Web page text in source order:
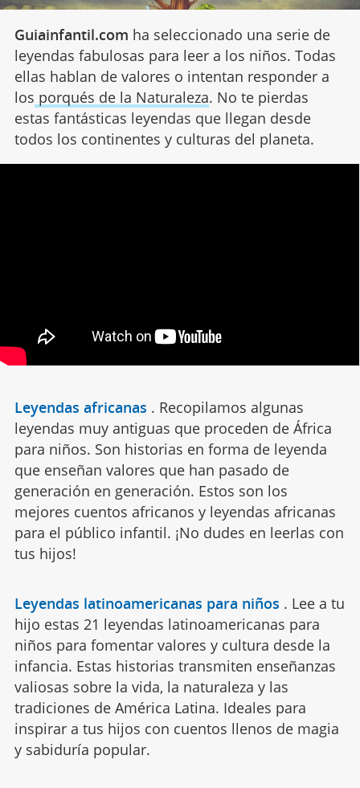
Guiainfantil.com ha seleccionado una serie de
leyendas fabulosas para leer a los niños. Todas
ellas hablan de valores o intentan responder a
los porqués de la Naturaleza. No te pierdas
estas fantásticas leyendas que llegan desde
todos los continentes y culturas del planeta.
Leyendas africanas . Recopilamos algunas
leyendas muy antiguas que proceden de África
para niños. Son historias en forma de leyenda
que enseñan valores que han pasado de
generación en generación. Estos son los
mejores cuentos africanos y leyendas africanas
para el público infantil. ¡No dudes en leerlas con
tus hijos!
Leyendas latinoamericanas para niños . Lee a tu
hijo estas 21 leyendas latinoamericanas para
niños para fomentar valores y cultura desde la
infancia. Estas historias transmiten enseñanzas
valiosas sobre la vida, la naturaleza y las
tradiciones de América Latina. Ideales para
inspirar a tus hijos con cuentos llenos de magia
y sabiduría popular.